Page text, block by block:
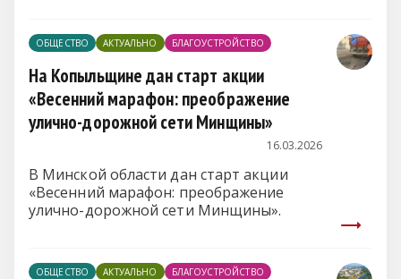
ОБЩЕСТВО АКТУАЛЬНО БЛАГОУСТРОЙСТВО
На Копыльщине дан старт акции
«Весенний марафон: преображение
улично-дорожной сети Минщины»
16.03.2026
В Минской области дан старт акции
«Весенний марафон: преображение
улично-дорожной сети Минщины».
ОБЩЕСТВО АКТУАЛЬНО БЛАГОУСТРОЙСТВО